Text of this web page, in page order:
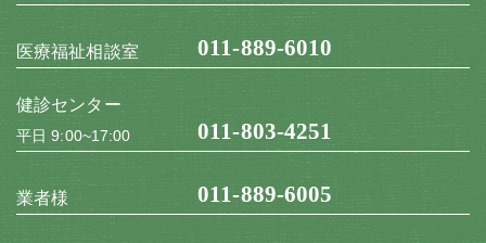
医療福祉相談室 011-889-6010
健診センター
平日 9:00~17:00 011-803-4251
業者様 011-889-6005